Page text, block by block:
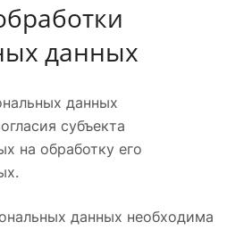
данных
данных
субъекта
на обработку его
данных необходима